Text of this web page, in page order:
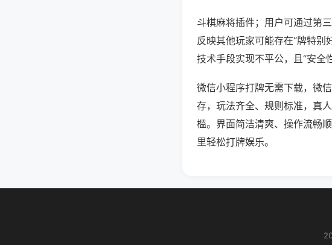
斗棋麻将插件；用户可通过第
反映其他玩家可能存在“牌特别
技术手段实现不平公，且“安全
微信小程序打牌无需下载，微
存，玩法齐全、规则标准，真
槛。界面简洁清爽、操作流畅
里轻松打牌娱乐。